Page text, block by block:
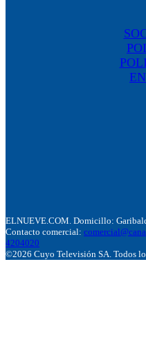
ELNUEVE.COM. Domicillo:
Contacto comercial:
4204020
©2026 Cuyo Televisión SA. Todos